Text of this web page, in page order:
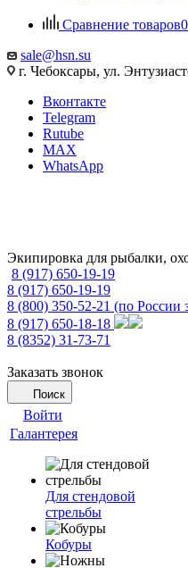
Сравнение товаров0
sale@hsn.su
г. Чебоксары, ул.
Вконтакте
Telegram
Rutube
MAX
WhatsApp
Экипировка для рыбалки,
8 (917) 650-19-19
8 (917) 650-19-19
8 (800) 350-52-21 (по России
8 (917) 650-18-18
8 (8352) 31-73-71
Заказать звонок
Поиск
Войти
Галантерея
Для стендовой
стрельбы
Кобуры